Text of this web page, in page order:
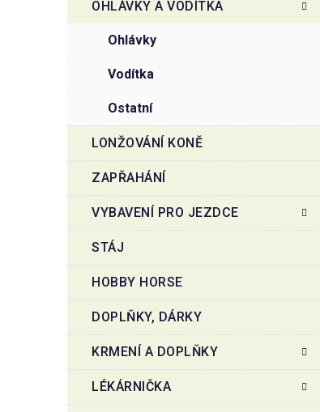
OHLÁVKY A VODÍTKA
ohlávky
vodítka
ostatní
LONŽOVÁNÍ KONĚ
ZAPŘAHÁNÍ
VYBAVENÍ PRO JEZDCE
STÁJ
HOBBY HORSE
DOPLŇKY, DÁRKY
KRMENÍ A DOPLŇKY
LÉKÁRNIČKA